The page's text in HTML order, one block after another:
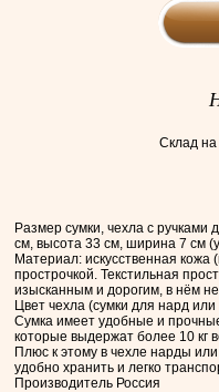
Склад на
Размер сумки, чехла с
см, высота 33 см, ширина 7 см
Материал: искусственная кожа
прострочкой. Текстильная
изысканным и дорогим, в нём
Цвет чехла (сумки для нард
Сумка имеет удобные и
которые выдержат более 10 кг
Плюс к этому в чехле нарды
удобно хранить и легко
Производитель Россия